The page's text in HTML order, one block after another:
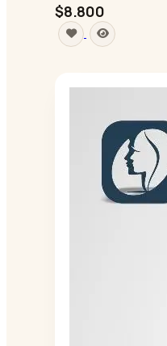
$8.800